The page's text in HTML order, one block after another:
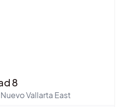
8
Nuevo Vallarta East